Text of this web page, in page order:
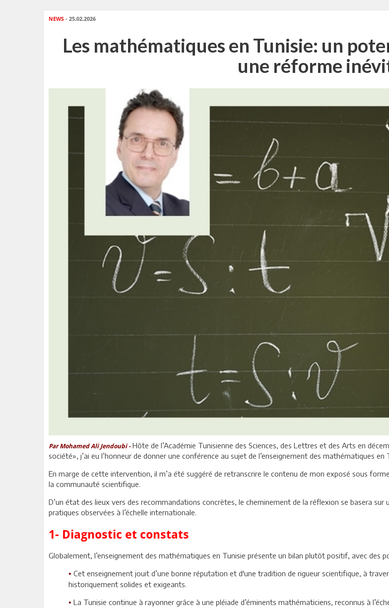
NEWS - 25.02.2026
Les mathématiques en Tunisie: un
une réforme
Par Mohamed Ali Jendoubi -Hôte de l’Académie Tunisienne des Sciences, des Lettres et des Arts en
société», j’ai eu l’honneur de donner une conférence au sujet de l’enseignement des mathématiques en
En marge de cette intervention, il m’a été suggéré de retranscrire le contenu de mon exposé sous
la communauté scientifique.
D’un état des lieux vers des recommandations concrètes, le cheminement de la réflexion se basera
pratiques observées à l’échelle internationale.
1- Diagnostic et constats
Globalement, l’enseignement des mathématiques en Tunisie présente un bilan plutôt positif, avec des
• Cet enseignement jouit d’une bonne réputation et d'une tradition de rigueur scientifique, à
historiquement solides et exigeants.
• La Tunisie continue à rayonner grâce à une pléiade d’éminents mathématiciens, reconnus à